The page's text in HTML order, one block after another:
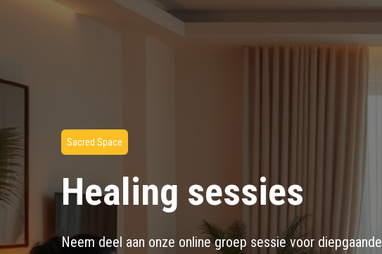
Sacred Space
Healing sessies
Neem deel aan onze online groep sessie voor diepgaande